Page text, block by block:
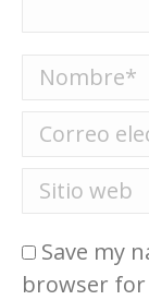
Nombre *
Correo
Sitio web
Save my
browser